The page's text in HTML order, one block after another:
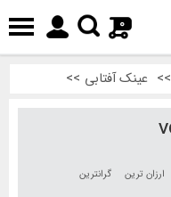
0
>> عینک آفتابی >>
ارزان ترین گرانترین